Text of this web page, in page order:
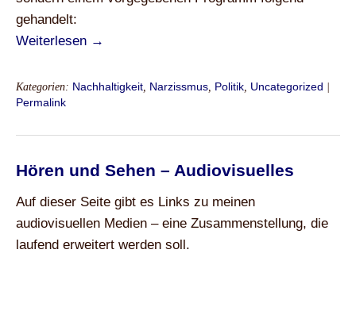
gehandelt:
Weiterlesen →
Kategorien: Nachhaltigkeit, Narzissmus, Politik, Uncategorized
Permalink
Hören und Sehen – Audiovisuelles
Auf dieser Seite gibt es Links zu meinen
audiovisuellen Medien – eine Zusammenstellung, die
laufend erweitert werden soll.